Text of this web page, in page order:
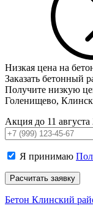
Низкая цена на
Заказать бетонный
Получите низкую
Голенищево,
Акция до 11 августа
Я принимаю
Бетон Клинский